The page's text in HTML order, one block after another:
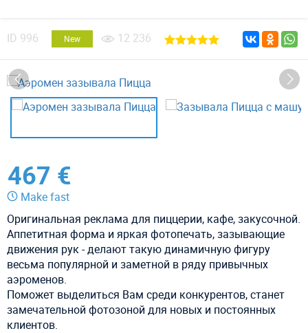
ID 996 New 12 236
467 €
Make fast
Оригинальная реклама для пиццерии, кафе, закусочной.
Аппетитная форма и яркая фотопечать, зазывающие
движения рук - делают такую динамичную фигуру
весьма популярной и заметной в ряду привычных
аэроменов.
Поможет выделиться Вам среди конкурентов, станет
замечательной фотозоной для новых и постоянных
клиентов.